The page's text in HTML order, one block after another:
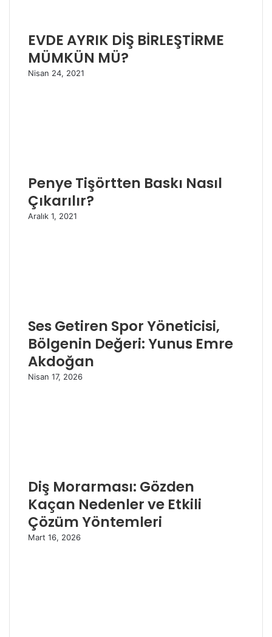
EVDE AYRIK DİŞ BİRLEŞTİRME
MÜMKÜN MÜ?
Nisan 24, 2021
Penye Tişörtten Baskı Nasıl
Çıkarılır?
Aralık 1, 2021
Ses Getiren Spor Yöneticisi,
Bölgenin Değeri: Yunus Emre
Akdoğan
Nisan 17, 2026
Diş Morarması: Gözden
Kaçan Nedenler ve Etkili
Çözüm Yöntemleri
Mart 16, 2026